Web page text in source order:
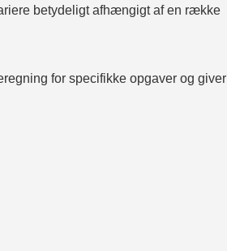
betydeligt afhængigt af en række
for specifikke opgaver og giver